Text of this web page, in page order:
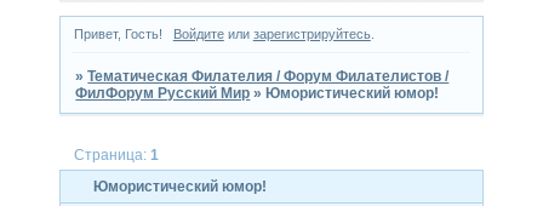
Привет, Гость! Войдитеили зарегистрируйтесь.
»Тематическая Филателия / Форум Филателистов /
ФилФорум Русский Мир »Юмористический юмор!
Юмористический юмор!
Страница:1